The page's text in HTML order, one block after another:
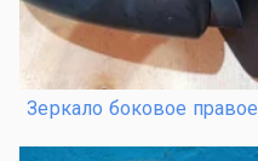
Зеркало боковое правое